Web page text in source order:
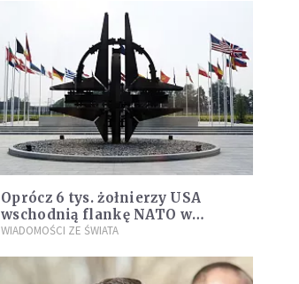
Oprócz 6 tys. żołnierzy USA
wschodnią flankę NATO w
ostatnich tygodniach
i Niemiec
WIADOMOŚCI ZE ŚWIATA